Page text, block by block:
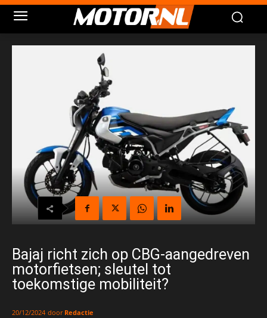
Bajaj richt zich op CBG-aangedreven
motorfietsen; sleutel tot
toekomstige mobiliteit?
20/12/2024 door Redactie